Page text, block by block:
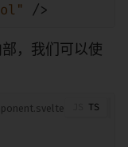
/>
部，我们可以使